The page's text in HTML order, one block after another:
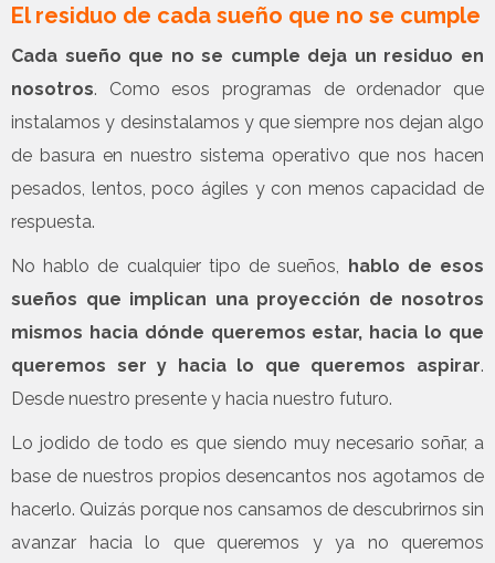
El residuo de cada sueño que no se cumple
Cada sueño que no se cumple deja un residuo en
nosotros. Como esos programas de ordenador que
instalamos y desinstalamos y que siempre nos dejan algo
de basura en nuestro sistema operativo que nos hacen
pesados, lentos, poco ágiles y con menos capacidad de
respuesta.
No hablo de cualquier tipo de sueños, hablo de esos
sueños que implican una proyección de nosotros
mismos hacia dónde queremos estar, hacia lo que
queremos ser y hacia lo que queremos aspirar.
Desde nuestro presente y hacia nuestro futuro.
Lo jodido de todo es que siendo muy necesario soñar, a
base de nuestros propios desencantos nos agotamos de
hacerlo. Quizás porque nos cansamos de descubrirnos sin
avanzar hacia lo que queremos y ya no queremos